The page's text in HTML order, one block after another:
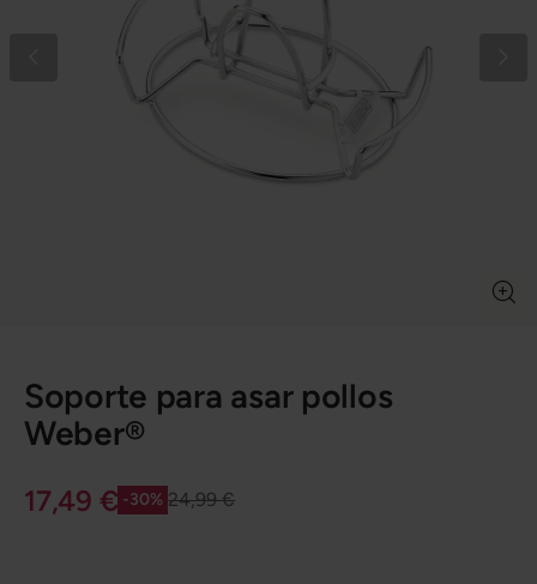
Soporte para asar pollos
Weber®
17,49 € -30% 24,99 €